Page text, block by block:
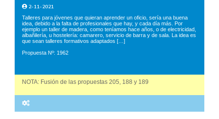
2-11-2021
Talleres para jóvenes que quieran aprender un oficio, sería una buena
idea, debido a la falta de profesionales que hay, y cada día más. Por
ejemplo un taller de madera, como teníamos hace años, o de electricidad,
albañilería, u hostelería: camarero, servicio de barra y de sala. La idea es
que sean talleres formativos adaptados […]
Propuesta Nº: 1962
NOTA: Fusión de las propuestas 205, 188 y 189